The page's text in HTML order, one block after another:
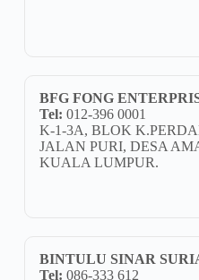
BFG FONG
Tel: 012-396 0001
K-1-3A, BLOK
JALAN PURI, DESA
KUALA LUMPUR.
BINTULU SINAR
Tel: 086-333 612